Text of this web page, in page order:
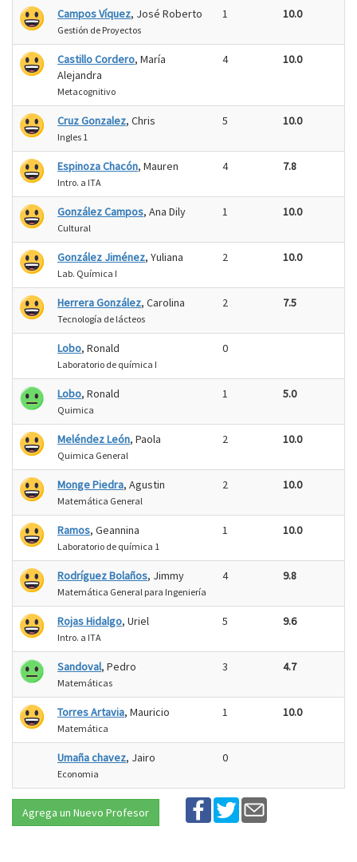
Campos Víquez, José Roberto
Gestión de Proyectos
1 10.0
Castillo Cordero, María
Alejandra
Metacognitivo
4 10.0
Cruz Gonzalez, Chris
Ingles 1
5 10.0
Espinoza Chacón, Mauren
Intro. a ITA
4 7.8
González Campos, Ana Dily
Cultural
1 10.0
González Jiménez, Yuliana
Lab. Química I
2 10.0
Herrera González, Carolina
Tecnología de lácteos
2 7.5
Lobo, Ronald
Laboratorio de química I
0
Lobo, Ronald
Quimica
1 5.0
Meléndez León, Paola
Quimica General
2 10.0
Monge Piedra, Agustin
Matemática General
2 10.0
Ramos, Geannina
Laboratorio de química 1
1 10.0
Rodríguez Bolaños, Jimmy
Matemática General para Ingeniería
4 9.8
Rojas Hidalgo, Uriel
Intro. a ITA
5 9.6
Sandoval, Pedro
Matemáticas
3 4.7
Torres Artavia, Mauricio
Matemática
1 10.0
Umaña chavez, Jairo
Economia
0
Agrega un Nuevo Profesor